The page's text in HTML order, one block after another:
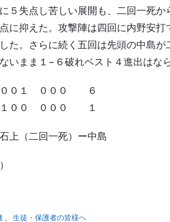
５失点し苦しい展開も、二回一死
に抑えた。攻撃陣は四回に内野安
た。さらに続く五回は先頭の中島が
いまま１−６破れベスト４進出はな
０１ ０００ ６
００ ０００ １
上（二回一死）ー中島
生徒・保護者の皆様へ